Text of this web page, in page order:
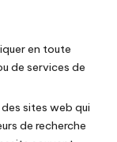
en toute
de services de
sites web qui
de recherche